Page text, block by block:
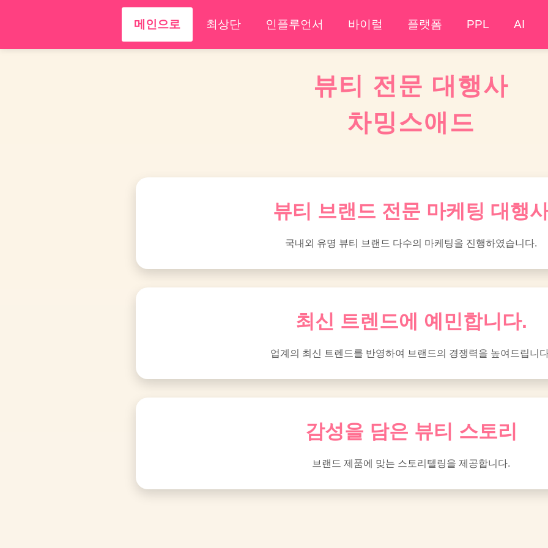
뷰티 전문 대행사
차밍스애드
뷰티 브랜드 전문 마케팅 대행
국내외 유명 뷰티 브랜드 다수의 마케팅을 진행하였습니다.
최신 트렌드에 예민합니다.
업계의 최신 트렌드를 반영하여 브랜드의 경쟁력을 높여드립니
감성을 담은 뷰티 스토리
브랜드 제품에 맞는 스토리텔링을 제공합니다.
메인으로 최상단 인플루언서 바이럴 플랫폼 PPL AI